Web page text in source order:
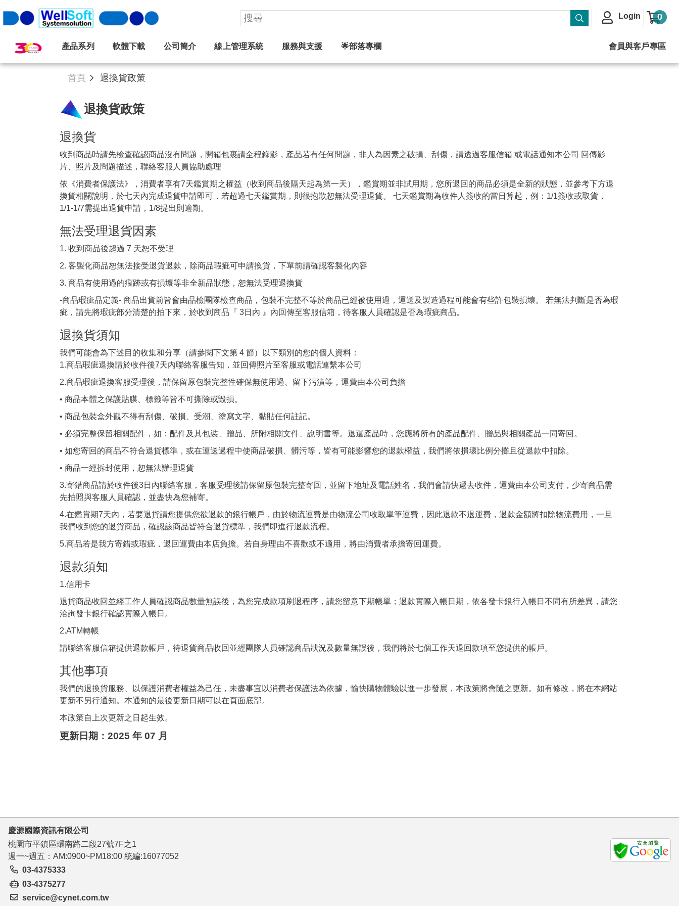
Login 0
產品系列 軟體下載 公司簡介 線上管理系統 服務與支援 🌟部落專欄 會員與客戶專區
首頁 退換貨政策
退換貨政策
退換貨
收到商品時請先檢查確認商品沒有問題，開箱包裹請全程錄影，產品若有任何問題，非人為因素之破損、刮傷，請透過客服信箱 或電話通知本公司 回傳影
片、照片及問題描述，聯絡客服人員協助處理
依《消費者保護法》，消費者享有7天鑑賞期之權益（收到商品後隔天起為第一天），鑑賞期並非試用期，您所退回的商品必須是全新的狀態，並參考下方退
換貨相關說明，於七天內完成退貨申請即可，若超過七天鑑賞期，則很抱歉恕無法受理退貨。 七天鑑賞期為收件人簽收的當日算起，例：1/1簽收或取貨，
1/1-1/7需提出退貨申請，1/8提出則逾期。
無法受理退貨因素
1. 收到商品後超過 7 天恕不受理
2. 客製化商品恕無法接受退貨退款，除商品瑕疵可申請換貨，下單前請確認客製化內容
3. 商品有使用過的痕跡或有損壞等非全新品狀態，恕無法受理退換貨
-商品瑕疵品定義- 商品出貨前皆會由品檢團隊檢查商品，包裝不完整不等於商品已經被使用過，運送及製造過程可能會有些許包裝損壞。 若無法判斷是否為瑕
疵，請先將瑕疵部分清楚的拍下來，於收到商品『 3日內 』內回傳至客服信箱，待客服人員確認是否為瑕疵商品。
退換貨須知
我們可能會為下述目的收集和分享（請參閱下文第 4 節）以下類別的您的個人資料：
1.商品瑕疵退換請於收件後7天內聯絡客服告知，並回傳照片至客服或電話連繫本公司
2.商品瑕疵退換客服受理後，請保留原包裝完整性確保無使用過、留下污漬等，運費由本公司負擔
• 商品本體之保護貼膜、標籤等皆不可撕除或毀損。
• 商品包裝盒外觀不得有刮傷、破損、受潮、塗寫文字、黏貼任何註記。
• 必須完整保留相關配件，如：配件及其包裝、贈品、所附相關文件、說明書等。退還產品時，您應將所有的產品配件、贈品與相關產品一同寄回。
• 如您寄回的商品不符合退貨標準，或在運送過程中使商品破損、髒污等，皆有可能影響您的退款權益，我們將依損壞比例分攤且從退款中扣除。
• 商品一經拆封使用，恕無法辦理退貨
3.寄錯商品請於收件後3日內聯絡客服，客服受理後請保留原包裝完整寄回，並留下地址及電話姓名，我們會請快遞去收件，運費由本公司支付，少寄商品需
先拍照與客服人員確認，並盡快為您補寄。
4.在鑑賞期7天內，若要退貨請您提供您欲退款的銀行帳戶，由於物流運費是由物流公司收取單筆運費，因此退款不退運費，退款金額將扣除物流費用，一旦
我們收到您的退貨商品，確認該商品皆符合退貨標準，我們即進行退款流程。
5.商品若是我方寄錯或瑕疵，退回運費由本店負擔。若自身理由不喜歡或不適用，將由消費者承擔寄回運費。
退款須知
1.信用卡
退貨商品收回並經工作人員確認商品數量無誤後，為您完成款項刷退程序，請您留意下期帳單；退款實際入帳日期，依各發卡銀行入帳日不同有所差異，請您
洽詢發卡銀行確認實際入帳日。
2.ATM轉帳
請聯絡客服信箱提供退款帳戶，待退貨商品收回並經團隊人員確認商品狀況及數量無誤後，我們將於七個工作天退回款項至您提供的帳戶。
其他事項
我們的退換貨服務、以保護消費者權益為己任，未盡事宜以消費者保護法為依據，愉快購物體驗以進一步發展，本政策將會隨之更新。如有修改，將在本網站
更新不另行通知。本通知的最後更新日期可以在頁面底部。
本政策自上次更新之日起生效。
更新日期：2025 年 07 月
慶源國際資訊有限公司
桃園市平鎮區環南路二段27號7F之1
週一~週五：AM:0900~PM18:00 統編:16077052
03-4375333
03-4375277
service@cynet.com.tw